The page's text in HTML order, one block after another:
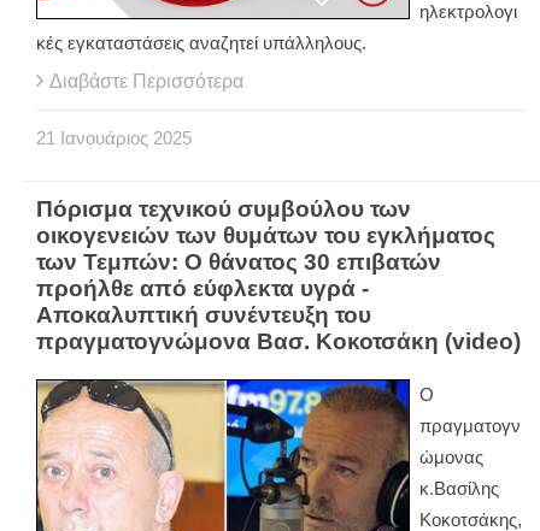
ηλεκτρολογι
κές εγκαταστάσεις αναζητεί υπάλληλους.
Διαβάστε Περισσότερα
21 Ιανουάριος 2025
Πόρισμα τεχνικού συμβούλου των
οικογενειών των θυμάτων του εγκλήματος
των Τεμπών: Ο θάνατος 30 επιβατών
προήλθε από εύφλεκτα υγρά -
Αποκαλυπτική συνέντευξη του
πραγματογνώμονα Βασ. Κοκοτσάκη (video)
Ο
πραγματογν
ώμονας
κ.Βασίλης
Κοκοτσάκης,